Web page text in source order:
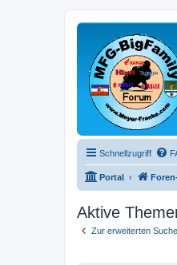
Schnellzugriff
Portal
Aktive
Zur erweiterten Suche